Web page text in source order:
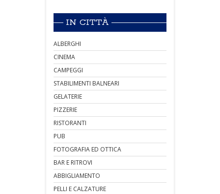
IN CITTÀ
ALBERGHI
CINEMA
CAMPEGGI
STABILIMENTI BALNEARI
GELATERIE
PIZZERIE
RISTORANTI
PUB
FOTOGRAFIA ED OTTICA
BAR E RITROVI
ABBIGLIAMENTO
PELLI E CALZATURE